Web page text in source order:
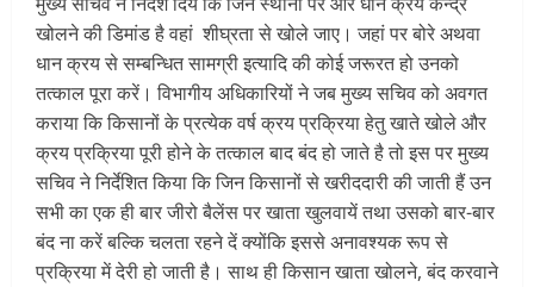
खोलने की डिमांड है वहां शीघ्रता से खोले जाए। जहां पर बोरे अथवा
धान क्रय से सम्बन्धित सामग्री इत्यादि की कोई जरूरत हो उनको
तत्काल पूरा करें। विभागीय अधिकारियों ने जब मुख्य सचिव को अवगत
कराया कि किसानों के प्रत्येक वर्ष क्रय प्रक्रिया हेतु खाते खोले और
क्रय प्रक्रिया पूरी होने के तत्काल बाद बंद हो जाते है तो इस पर मुख्य
सचिव ने निर्देशित किया कि जिन किसानों से खरीददारी की जाती हैं उन
सभी का एक ही बार जीरो बैलेंस पर खाता खुलवायें तथा उसको बार-बार
बंद ना करें बल्कि चलता रहने दें क्योंकि इससे अनावश्यक रूप से
प्रक्रिया में देरी हो जाती है। साथ ही किसान खाता खोलने, बंद करवाने